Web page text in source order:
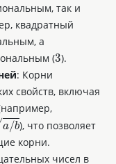
так и
квадратный
а
(
3
).
: Корни
свойств, включая
), что позволяет
корни.
чисел в